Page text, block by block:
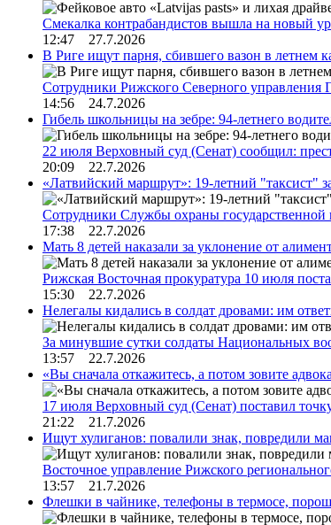
Смекалка контрабандистов вышла на новый
12:47 27.7.2026
В Риге ищут парня, сбившего вазон в летнем
Сотрудники Рижского Северного управления
14:56 24.7.2026
Гибель школьницы на зебре: 94-летнего
22 июля Верховный суд (Сенат) сообщил:
20:09 22.7.2026
«Латвийский маршрут»: 19-летний "таксист"
Сотрудники Службы охраны
17:38 22.7.2026
Мать 8 детей наказали за уклонение от
Рижская Восточная прокуратура 10 июля
15:30 22.7.2026
Нелегалы кидались в солдат дровами: им
За минувшие сутки солдаты Национальных
13:57 22.7.2026
«Вы сначала откажитесь, а потом зовите
17 июля Верховный суд (Сенат) поставил
21:22 21.7.2026
Ищут хулиганов: повалили знак, повредили
Восточное управление Рижского
13:57 21.7.2026
Флешки в чайнике, телефоны в термосе,